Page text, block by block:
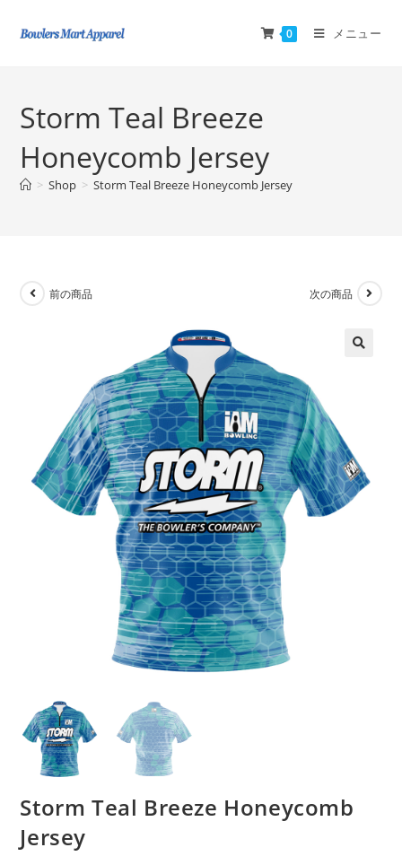
0 メニュー
Storm Teal Breeze
Honeycomb Jersey
> Shop > Storm Teal Breeze Honeycomb Jersey
前の商品 次の商品
Storm Teal Breeze Honeycomb
Jersey